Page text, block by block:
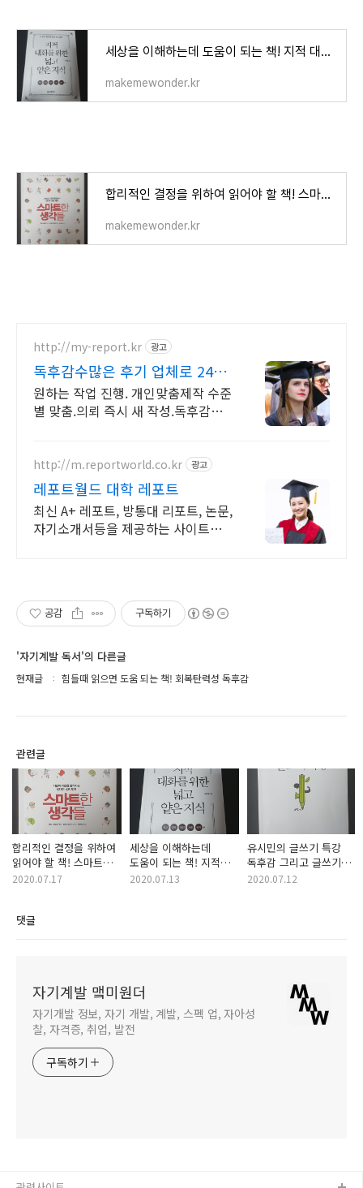
세상을 이해하는데 도움이 되는 책! 지적 대화를 위한 넓고 얕은 지식
makemewonder.kr
합리적인 결정을 위하여 읽어야 할 책! 스마트한 생각들 (사람의 마음을 움직이는 52가지 심리 ��
makemewonder.kr
http://my-report.kr 광고
독후감수많은 후기 업체로 24시
주말 상담 가능 저렴
원하는 작업 진행. 개인맞춤제작 수준
별 맞춤.의뢰 즉시 새 작성.독후감전
든 문서/24시진행
http://m.reportworld.co.kr 광고
레포트월드 대학 레포트
최신 A+ 레포트, 방통대 리포트, 논문,
자기소개서등을 제공하는 사이트입
공감 구독하기
'자기계발 독서'의 다른글
현재글 힘들때 읽으면 도움 되는 책! 회복탄력성 독후감
관련글
합리적인 결정을 위하여
읽어야 할 책! 스마트한
생각들 (사람의 마음을
2020.07.17
세상을 이해하는데
도움이 되는 책! 지적
대화를 위한 넓고 얕은
2020.07.13
유시민의 글쓰기 특강
독후감 그리고 글쓰기에
관하여
2020.07.12
댓글
자기계발 맼미원더
자기개발 정보, 자기 개발, 계발, 스펙 업, 자아성
찰, 자격증, 취업, 발전
구독하기